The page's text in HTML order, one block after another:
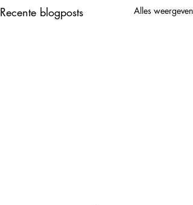
Recente blogposts Alles weergeven